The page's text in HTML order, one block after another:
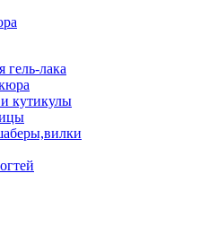
гель-лака
кутикулы